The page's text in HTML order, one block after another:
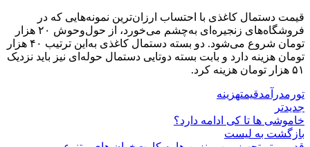
قیمت دستمال کاغذی با احتساب ارزان‌ترین نمونه‌هایی که در
فروشگاه‌های زنجیره‌ای به‌چشم می‌خورد، از حول‌وحوش ۲۰ هزار
تومان شروع می‌شود. دو بسته دستمال کاغذی به‌این ترتیب ۴۰ هزار
تومان هزینه دارد و بابت بسته دوتایی دستمال حوله‌ای نیز باید نزدیک
۵۱ هزار تومان هزینه کرد.
تورمدرآمدقیمتهزینه
جدیدتر
خاموشی ها تا کی ادامه دارد؟
بازگشت به لیست